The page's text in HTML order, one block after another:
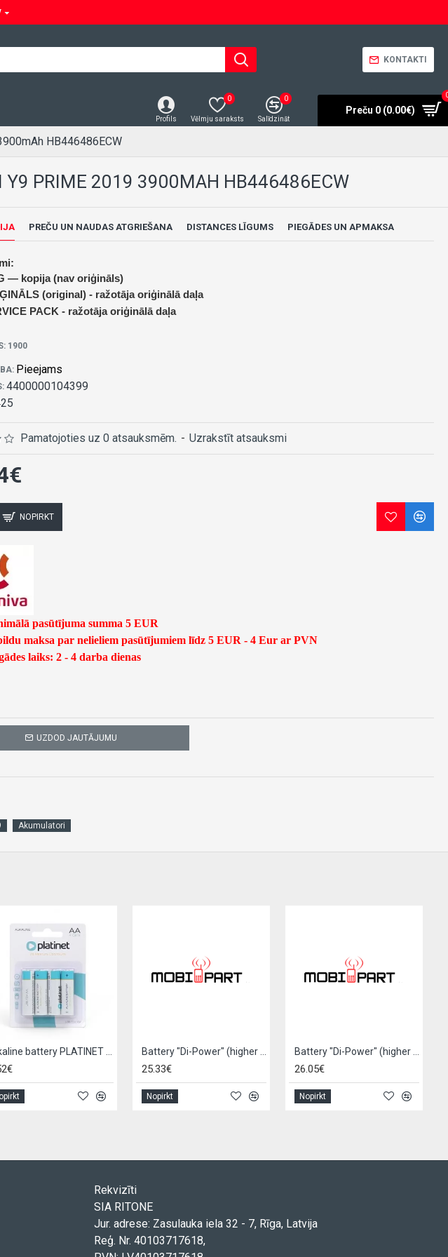
KONTAKTI
Profils Vēlmju saraksts
0
Salīdzināt
0
Preču 0 (0.00€)
HB446486ECW
Y9 PRIME 2019 3900MAH HB446486ECW
PREČU UN NAUDAS ATGRIEŠANA DISTANCES LĪGUMS PIEGĀDES UN APMAKSA
— kopija (nav oriģināls)
(original) - ražotāja oriģinālā daļa
PACK - ražotāja oriģinālā daļa
Pieejams
4400000104399
1900
Pamatojoties uz 0 atsauksmēm. - Uzrakstīt atsauksmi
NOPIRKT
pasūtījuma summa 5 EUR
maksa par nelieliem pasūtījumiem līdz 5 EUR - 4 Eur ar PVN
laiks: 2 - 4 darba dienas
UZDOD JAUTĀJUMU
Akumulatori
25.33€
Nopirkt
26.05€
Nopirkt
Rekvizīti
SIA RITONE
Jur. adrese: Zasulauka iela 32 - 7, Rīga, Latvija
Reģ. Nr. 40103717618,